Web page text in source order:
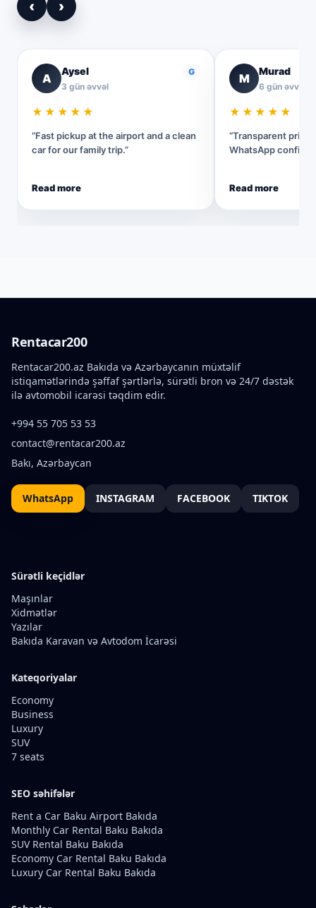
‹ ›
A
Aysel
3 gün əvvəl
G
★★★★★
“Fast pickup at the airport and a clean
car for our family trip.”
Read more
M
Murad
6 gün əvvəl
★★★★★
“Transparent
WhatsApp
Read more
Rentacar200
Rentacar200.az Bakıda və Azərbaycanın müxtəlif
istiqamətlərində şəffaf şərtlərlə, sürətli bron və 24/7 dəstək
ilə avtomobil icarəsi təqdim edir.
+994 55 705 53 53
contact@rentacar200.az
Bakı, Azərbaycan
WhatsApp INSTAGRAM FACEBOOK TIKTOK
Sürətli keçidlər
Maşınlar
Xidmətlər
Yazılar
Bakıda Karavan və Avtodom İcarəsi
Kateqoriyalar
Economy
Business
Luxury
SUV
7 seats
SEO səhifələr
Rent a Car Baku Airport Bakıda
Monthly Car Rental Baku Bakıda
SUV Rental Baku Bakıda
Economy Car Rental Baku Bakıda
Luxury Car Rental Baku Bakıda